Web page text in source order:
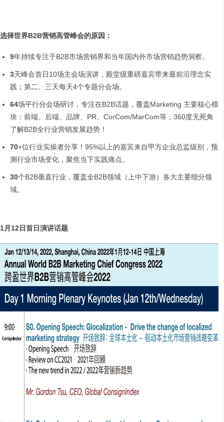
选择世界B2B营销高管峰会的原因：
9年持续专注于B2B市场营销界和当年国内外市场营销趋势洞察。
3天峰会首日10场主会场演讲，殿堂级重磅嘉宾带来最前沿理念实
践；第二、三天每天4个专题分会场。
64场平行分会场研讨，专注在B2B话题，覆盖Marketing 主要核心模
块：前端、后端、品牌、PR、CorCom/MarCom等；360度无死角
了解B2B全行业营销发展趋势！
70+位行业实操者分享！95%以上的嘉宾来自甲方企业总监级别，预
测行业市场变化，聚焦当下实践痛点。
30个B2B垂直行业，覆盖全B2B领域（上中下游）各大主要细分领
域。
1月12日首日演讲话题